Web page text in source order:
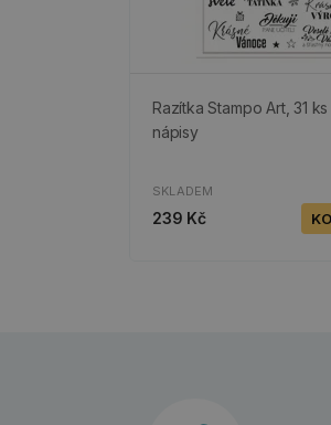
Razítka Stampo Art, 31
nápisy
SKLADEM
239 Kč